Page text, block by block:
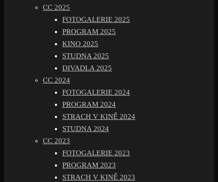
CC 2025
FOTOGALERIE 2025
PROGRAM 2025
KINO 2025
STUDNA 2025
DIVADLA 2025
CC 2024
FOTOGALERIE 2024
PROGRAM 2024
STRACH V KINĚ 2024
STUDNA 2024
CC 2023
FOTOGALERIE 2023
PROGRAM 2023
STRACH V KINĚ 2023